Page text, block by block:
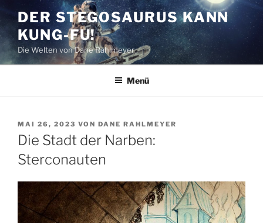
Zum
Inhalt
springen
DER STEGOSAURUS KANN
KUNG-FU!
Die Welten von Dane Rahlmeyer
Menü
VERÖFFENTLICHT
AM
MAI 26, 2023 VON DANE RAHLMEYER
Die Stadt der Narben:
Sterconauten